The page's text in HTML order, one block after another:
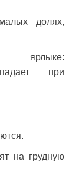
долях,
ярлыке:
при
на грудную